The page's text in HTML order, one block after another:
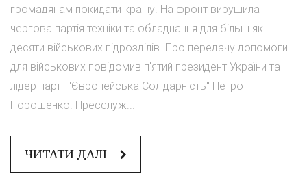
громадянам покидати країну. На фронт вирушила
чергова партія техніки та обладнання для більш як
десяти військових підрозділів. Про передачу допомоги
для військових повідомив п'ятий президент України та
лідер партії "Європейська Солідарність" Петро
Порошенко. Пресслуж...
ЧИТАТИ ДАЛІ